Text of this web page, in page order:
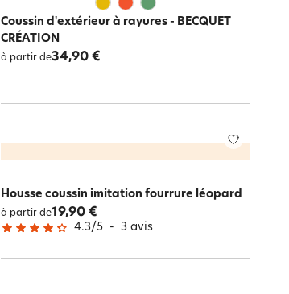
Coussin d'extérieur à rayures - BECQUET
CRÉATION
à partir de34,90 €
Housse coussin imitation fourrure léopard
à partir de19,90 €
4.3/5 - 3 avis